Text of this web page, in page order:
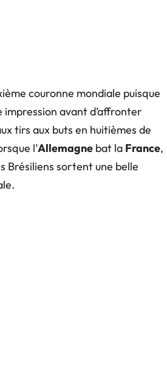
couronne mondiale puisque
avant d’affronter
tirs aux buts en huitièmes de
l’Allemagne bat la France,
Brésiliens sortent une belle